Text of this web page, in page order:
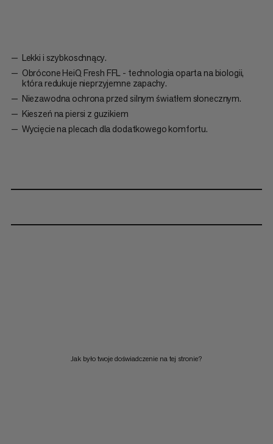
Lekki i szybkoschnący.
Obrócone HeiQ Fresh FFL - technologia oparta na biologii,
która redukuje nieprzyjemne zapachy.
Niezawodna ochrona przed silnym światłem słonecznym.
Kieszeń na piersi z guzikiem
Wycięcie na plecach dla dodatkowego komfortu.
Jak było twoje doświadczenie na tej stronie?